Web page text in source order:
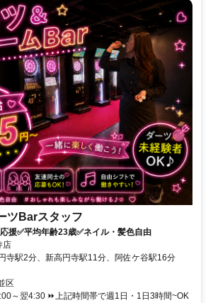
ツBarスタッフ
援✅平均年齢23歳✅ネイル・髪色自由
店
寺駅2分、新高円寺駅11分、阿佐ケ谷駅16分
区
～翌4:30 ⏩上記時間帯で週1日・1日3時間~OK